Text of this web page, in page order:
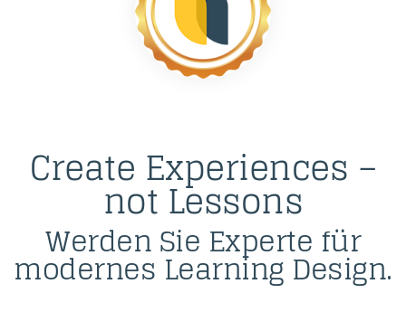
Create Experiences –
not Lessons
Werden Sie Experte für
modernes Learning Design.